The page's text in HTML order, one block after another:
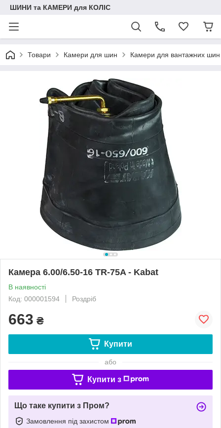
ШИНИ та КАМЕРИ для КОЛІС
Товари Камери для шин Камери для вантажних шин
Камера 6.00/6.50-16 TR-75A - Kabat
В наявності
Код: 000001594
Роздріб
663 ₴
Купити
або
Купити з
Що таке купити з Пром?
Замовлення під захистом